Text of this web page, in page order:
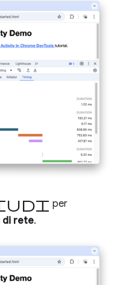
per
di rete.